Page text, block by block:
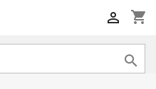
shopping_cart

